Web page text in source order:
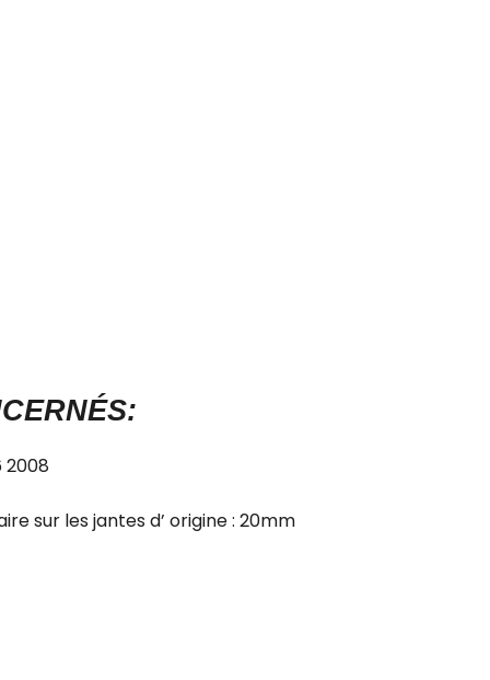
2008
sur les jantes d’ origine : 20mm